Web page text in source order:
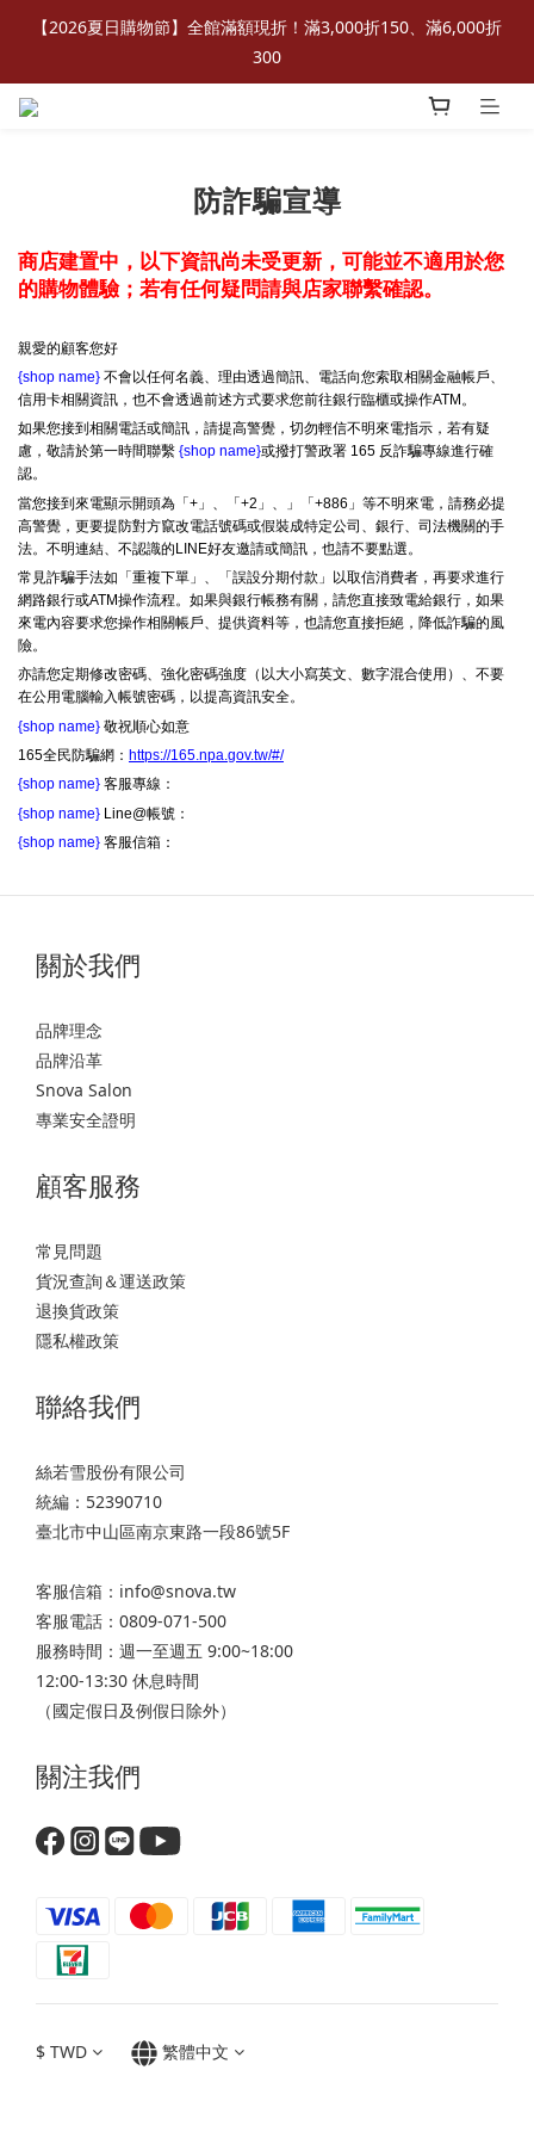
【2026夏日購物節】全館滿額現折！滿3,000折150、滿6,000折
300
防詐騙宣導
商店建置中，以下資訊尚未受更新，可能並不適用於您
的購物體驗；若有任何疑問請與店家聯繫確認。
親愛的顧客您好
{shop name} 不會以任何名義、理由透過簡訊、電話向您索取相關金融帳戶、
信用卡相關資訊，也不會透過前述方式要求您前往銀行臨櫃或操作ATM。
如果您接到相關電話或簡訊，請提高警覺，切勿輕信不明來電指示，若有疑
慮，敬請於第一時間聯繫 {shop name}或撥打警政署 165 反詐騙專線進行確
認。
當您接到來電顯示開頭為「+」、「+2」、」「+886」等不明來電，請務必提
高警覺，更要提防對方竄改電話號碼或假裝成特定公司、銀行、司法機關的手
法。不明連結、不認識的LINE好友邀請或簡訊，也請不要點選。
常見詐騙手法如「重複下單」、「誤設分期付款」以取信消費者，再要求進行
網路銀行或ATM操作流程。如果與銀行帳務有關，請您直接致電給銀行，如果
來電內容要求您操作相關帳戶、提供資料等，也請您直接拒絕，降低詐騙的風
險。
亦請您定期修改密碼、強化密碼強度（以大小寫英文、數字混合使用）、不要
在公用電腦輸入帳號密碼，以提高資訊安全。
{shop name} 敬祝順心如意
165全民防騙網： https://165.npa.gov.tw/#/
{shop name} 客服專線：
{shop name} Line@帳號：
{shop name} 客服信箱：
關於我們
品牌理念
品牌沿革
Snova Salon
專業安全證明
顧客服務
常見問題
貨況查詢＆運送政策
退換貨政策
隱私權政策
聯絡我們
絲若雪股份有限公司
統編：52390710
臺北市中山區南京東路一段86號5F
客服信箱：info@snova.tw
客服電話：0809-071-500
服務時間：週一至週五 9:00~18:00
12:00-13:30 休息時間
（國定假日及例假日除外）
關注我們
$ TWD 繁體中文